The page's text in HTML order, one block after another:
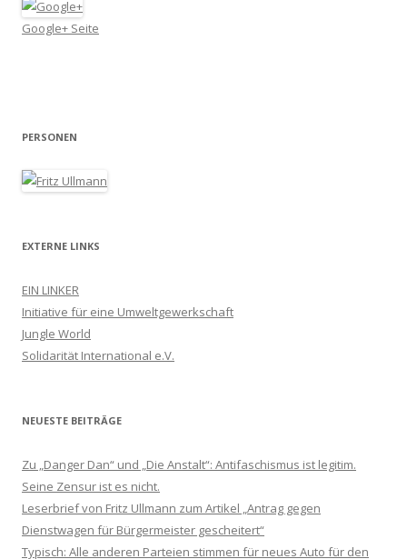
Google+ Seite
PERSONEN
EXTERNE LINKS
EIN LINKER
Initiative für eine Umweltgewerkschaft
Jungle World
Solidarität International e.V.
NEUESTE BEITRÄGE
Zu „Danger Dan“ und „Die Anstalt“: Antifaschismus ist legitim.
Seine Zensur ist es nicht.
Leserbrief von Fritz Ullmann zum Artikel „Antrag gegen
Dienstwagen für Bürgermeister gescheitert“
Typisch: Alle anderen Parteien stimmen für neues Auto für den